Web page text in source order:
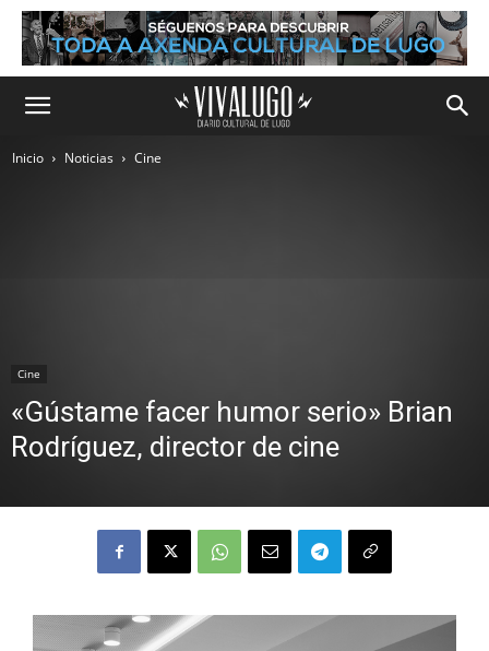
Inicio Noticias Cine
Cine
«Gústame facer humor serio» Brian
Rodríguez, director de cine